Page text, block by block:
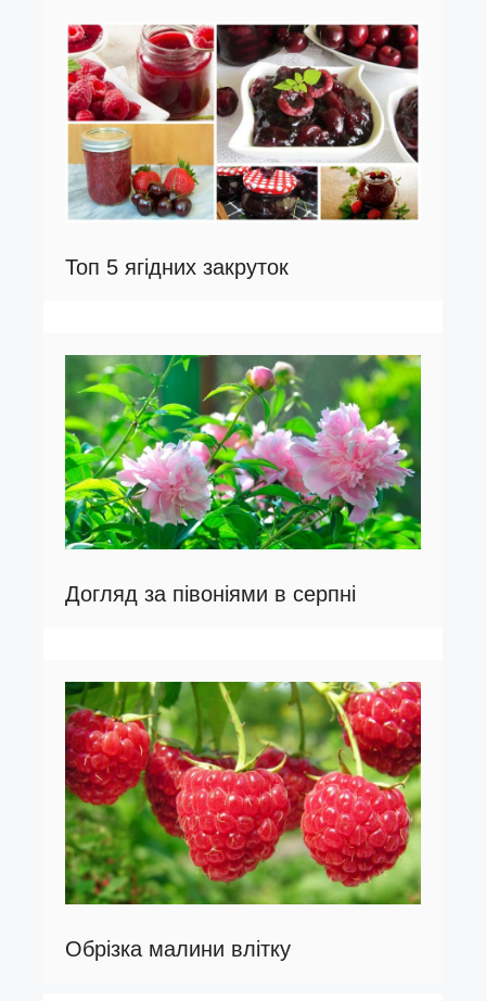
Топ 5 ягідних закруток
Догляд за півоніями в серпні
Обрізка малини влітку